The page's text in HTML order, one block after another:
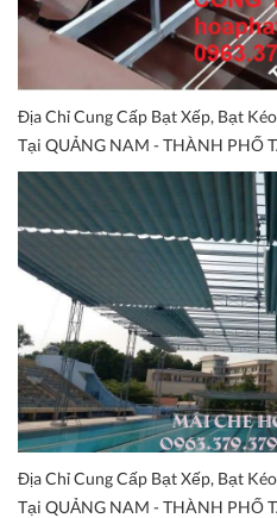
Địa Chỉ Cung Cấp Bạt Xếp, Bạt
Tại QUẢNG NAM - THÀNH PHỐ
Địa Chỉ Cung Cấp Bạt Xếp, Bạt
Tại QUẢNG NAM - THÀNH PHỐ